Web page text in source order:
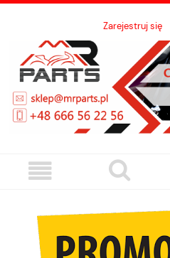
Zarejestruj się